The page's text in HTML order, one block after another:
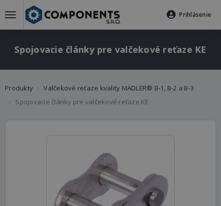
Prihlásenie
Spojovacie články pre valčekové reťaze KE
Produkty
Valčekové reťaze kvality MÄDLER® B-1, B-2 a B-3
Spojovacie články pre valčekové reťaze KE